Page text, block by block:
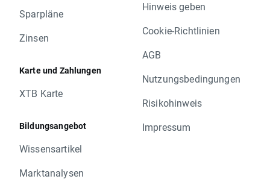
Sparpläne
Zinsen
Karte und Zahlungen
XTB Karte
Bildungsangebot
Wissensartikel
Marktanalysen
Hinweis geben
Cookie-Richtlinien
AGB
Nutzungsbedingungen
Risikohinweis
Impressum